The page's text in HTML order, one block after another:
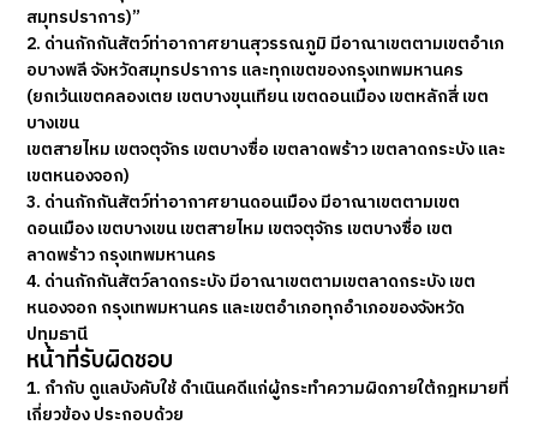
สมุทรปราการ)”
2. ด่านกักกันสัตว์ท่าอากาศยานสุวรรณภูมิ มีอาณาเขตตามเขตอําเภ
อบางพลี จังหวัดสมุทรปราการ และทุกเขตของกรุงเทพมหานคร
(ยกเว้นเขตคลองเตย เขตบางขุนเทียน เขตดอนเมือง เขตหลักสี่ เขต
บางเขน
เขตสายไหม เขตจตุจักร เขตบางซื่อ เขตลาดพร้าว เขตลาดกระบัง และ
เขตหนองจอก)
3. ด่านกักกันสัตว์ท่าอากาศยานดอนเมือง มีอาณาเขตตามเขต
ดอนเมือง เขตบางเขน เขตสายไหม เขตจตุจักร เขตบางซื่อ เขต
ลาดพร้าว กรุงเทพมหานคร
4. ด่านกักกันสัตว์ลาดกระบัง มีอาณาเขตตามเขตลาดกระบัง เขต
หนองจอก กรุงเทพมหานคร และเขตอําเภอทุกอําเภอของจังหวัด
ปทุมธานี
หน้าที่รับผิดชอบ
1. กำกับ ดูแลบังคับใช้ ดำเนินคดีแก่ผู้กระทำความผิดภายใต้กฎหมายที่
เกี่ยวข้อง ประกอบด้วย